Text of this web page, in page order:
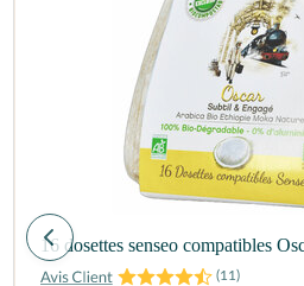
16 dosettes senseo compatibles
(11)